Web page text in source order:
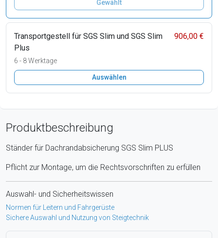
Gewählt
Transportgestell für SGS Slim und SGS Slim
Plus
906,00 €
6 - 8 Werktage
Auswählen
Produktbeschreibung
Ständer für Dachrandabsicherung SGS Slim PLUS
Pflicht zur Montage, um die Rechtsvorschriften zu erfüllen
Auswahl- und Sicherheitswissen
Normen für Leitern und Fahrgerüste
Sichere Auswahl und Nutzung von Steigtechnik